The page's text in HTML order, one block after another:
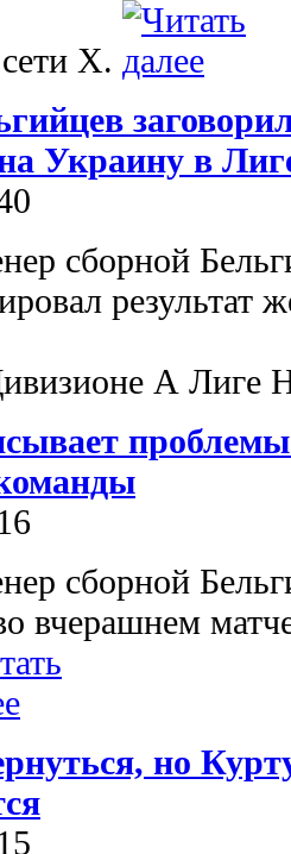
Х.
Украину в
сборной
результат
А Лиге
сборной
вчерашнем
но